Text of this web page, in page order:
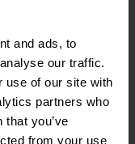
and ads, to
our traffic.
use of our site with
partners who
you’ve
from your use
in der
Sie die Daten
eichfähige